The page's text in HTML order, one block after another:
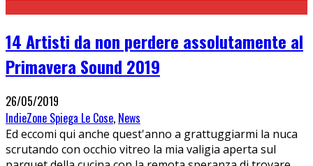
14 Artisti da non perdere assolutamente al
Primavera Sound 2019
26/05/2019
IndieZone Spiega Le Cose, News
Ed eccomi qui anche quest'anno a grattuggiarmi la nuca
scrutando con occhio vitreo la mia valigia aperta sul